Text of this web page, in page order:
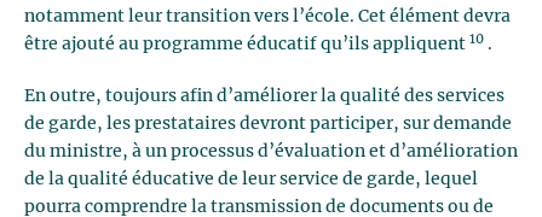
notamment leur transition vers l’école. Cet élément devra
être ajouté au programme éducatif qu’ils appliquent 10 .
En outre, toujours afin d’améliorer la qualité des services
de garde, les prestataires devront participer, sur demande
du ministre, à un processus d’évaluation et d’amélioration
de la qualité éducative de leur service de garde, lequel
pourra comprendre la transmission de documents ou de